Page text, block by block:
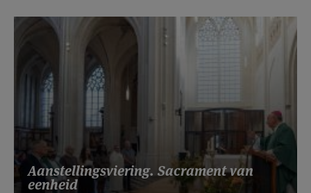
Aanstellingsviering. Sacrament van
eenheid